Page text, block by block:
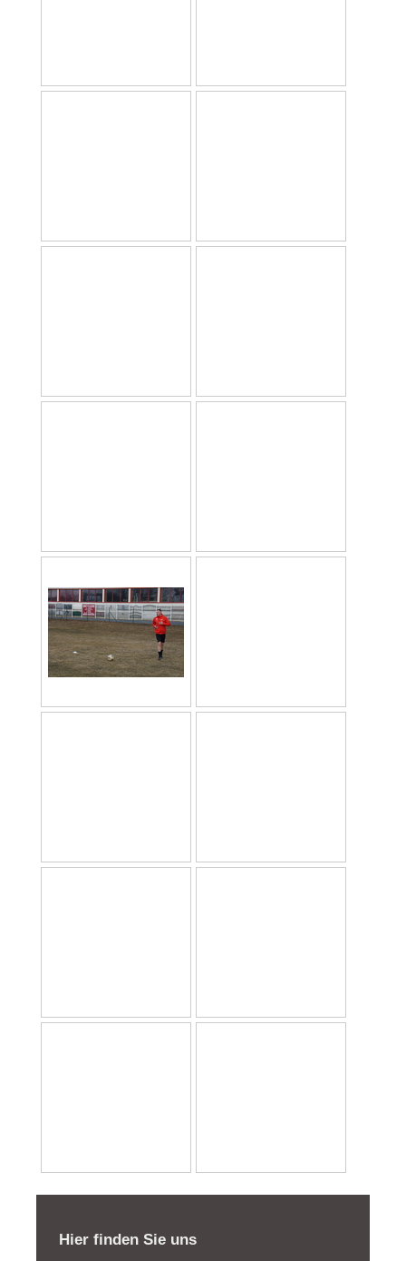
Hier finden Sie uns